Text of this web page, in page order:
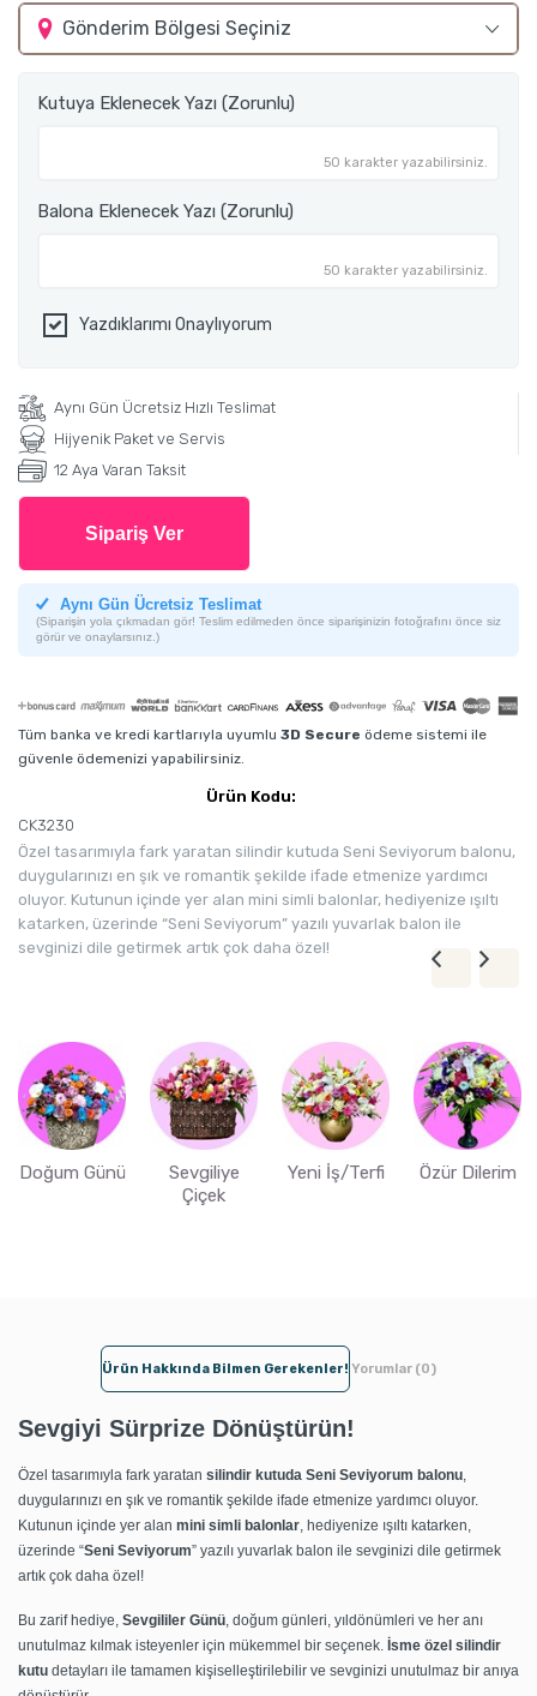
Gönderim Bölgesi Seçiniz
Kutuya Eklenecek Yazı (Zorunlu)
50 karakter yazabilirsiniz.
Balona Eklenecek Yazı (Zorunlu)
50 karakter yazabilirsiniz.
Yazdıklarımı Onaylıyorum
Aynı Gün Ücretsiz Hızlı Teslimat
Hijyenik Paket ve Servis
12 Aya Varan Taksit
Sipariş Ver
Aynı Gün Ücretsiz Teslimat
(Siparişin yola çıkmadan gör! Teslim edilmeden önce siparişinizin fotoğrafını önce siz
görür ve onaylarsınız.)
Tüm banka ve kredi kartlarıyla uyumlu 3D Secure ödeme sistemi ile
güvenle ödemenizi yapabilirsiniz.
Ürün Kodu:
CK3230
Özel tasarımıyla fark yaratan silindir kutuda Seni Seviyorum balonu,
duygularınızı en şık ve romantik şekilde ifade etmenize yardımcı
oluyor. Kutunun içinde yer alan mini simli balonlar, hediyenize ışıltı
katarken, üzerinde “Seni Seviyorum” yazılı yuvarlak balon ile
sevginizi dile getirmek artık çok daha özel!
Doğum Günü
Sevgiliye
Çiçek
Yeni İş/Terfi Özür Dilerim
Ürün Hakkında Bilmen Gerekenler! Yorumlar (0)
Sevgiyi Sürprize Dönüştürün!
Özel tasarımıyla fark yaratan silindir kutuda Seni Seviyorum balonu,
duygularınızı en şık ve romantik şekilde ifade etmenize yardımcı oluyor.
Kutunun içinde yer alan mini simli balonlar, hediyenize ışıltı katarken,
üzerinde “Seni Seviyorum” yazılı yuvarlak balon ile sevginizi dile getirmek
artık çok daha özel!
Bu zarif hediye, Sevgililer Günü, doğum günleri, yıldönümleri ve her anı
unutulmaz kılmak isteyenler için mükemmel bir seçenek. İsme özel silindir
kutu detayları ile tamamen kişiselleştirilebilir ve sevginizi unutulmaz bir anıya